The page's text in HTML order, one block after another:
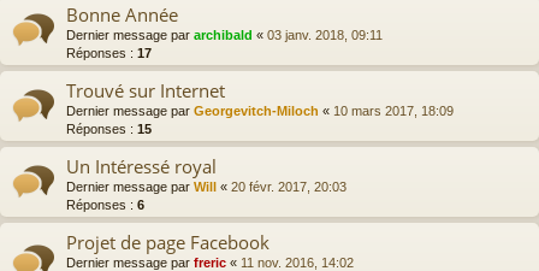
Bonne Année
Dernier message par archibald « 03 janv. 2018, 09:11
Réponses : 17
Trouvé sur Internet
Dernier message par Georgevitch-Miloch « 10 mars 2017, 18:09
Réponses : 15
Un Intéressé royal
Dernier message par Will « 20 févr. 2017, 20:03
Réponses : 6
Projet de page Facebook
Dernier message par freric « 11 nov. 2016, 14:02